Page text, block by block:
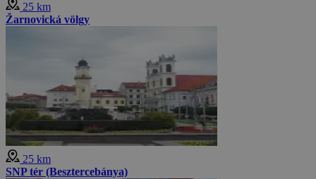
25 km
Žarnovická völgy
25 km
SNP tér (Besztercebánya)